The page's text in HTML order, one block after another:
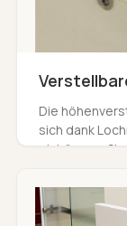
Die
sich dank
einhängen.